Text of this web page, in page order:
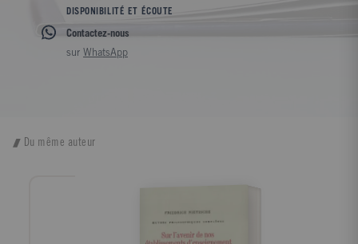
DISPONIBILITÉ ET ÉCOUTE
Contactez-nous
sur WhatsApp
Du même auteur